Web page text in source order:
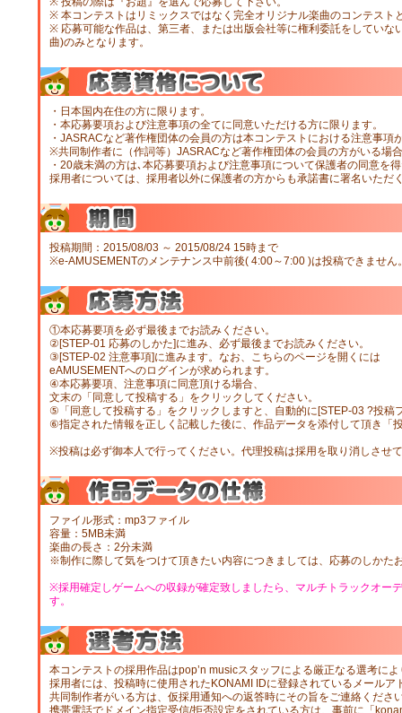
※ 本コンテストはリミックスではなく完全オリジナル楽曲のコンテスト
※ 応募可能な作品は、第三者、または出版会社等に権利委託をしていな
曲)のみとなります。
・日本国内在住の方に限ります。
・本応募要項および注意事項の全てに同意いただける方に限ります。
・JASRACなど著作権団体の会員の方は本コンテストにおける注意事
※共同制作者に（作詞等）JASRACなど著作権団体の会員の方がいる場
・20歳未満の方は､本応募要項および注意事項について保護者の同意を
採用者については、採用者以外に保護者の方からも承諾書に署名いただ
投稿期間：2015/08/03 ～ 2015/08/24 15時まで
※e-AMUSEMENTのメンテナンス中前後( 4:00～7:00 )は投稿できません
①本応募要項を必ず最後までお読みください。
②[STEP-01 応募のしかた]に進み、必ず最後までお読みください。
③[STEP-02 注意事項]に進みます。なお、こちらのページを開くには
eAMUSEMENTへのログインが求められます。
④本応募要項、注意事項に同意頂ける場合、
文末の「同意して投稿する」をクリックしてください。
⑤「同意して投稿する」をクリックしますと、自動的に[STEP-03 ?投稿
⑥指定された情報を正しく記載した後に、作品データを添付して頂き「
※投稿は必ず御本人で行ってください。代理投稿は採用を取り消しさせ
ファイル形式：mp3ファイル
容量：5MB未満
楽曲の長さ：2分未満
※制作に際して気をつけて頂きたい内容につきましては、応募のしかた
※採用確定しゲームへの収録が確定致しましたら、マルチトラックオー
す。
本コンテストの採用作品はpop’n musicスタッフによる厳正なる選考に
採用者には、投稿時に使用されたKONAMI IDに登録されているメール
共同制作者がいる方は、仮採用通知への返答時にその旨をご連絡くださ
携帯電話でドメイン指定受信/拒否設定をされている方は、事前に「